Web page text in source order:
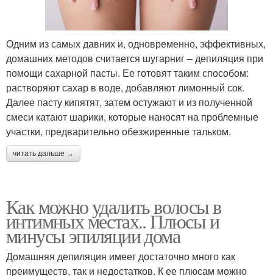
Одним из самых давних и, одновременно, эффективных,
домашних методов считается шугарниг – депиляция при
помощи сахарной пасты. Ее готовят таким способом:
растворяют сахар в воде, добавляют лимонный сок.
Далее пасту кипятят, затем остужают и из полученной
смеси катают шарики, которые наносят на проблемные
участки, предварительно обезжиренные тальком.
читать дальше →
Как можно удалить волосы в
интимных местах.. Плюсы и
минусы эпиляции дома
Домашняя депиляция имеет достаточно много как
преимуществ, так и недостатков. К ее плюсам можно